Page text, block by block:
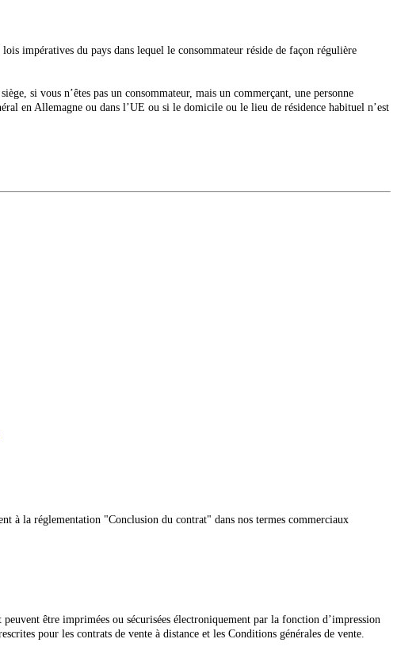
impératives du pays dans lequel le consommateur réside de façon régulière
si vous n’êtes pas un consommateur, mais un commerçant, une personne
en Allemagne ou dans l’UE ou si le domicile ou le lieu de résidence habituel n’est
à la réglementation "Conclusion du contrat" dans nos termes commerciaux
peuvent être imprimées ou sécurisées électroniquement par la fonction d’impression
pour les contrats de vente à distance et les Conditions générales de vente.